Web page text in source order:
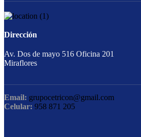
Dirección
Av. Dos de mayo 516 Oficina 201
Miraflores
Email: grupocetricon@gmail.com
Celular: 958 871 205